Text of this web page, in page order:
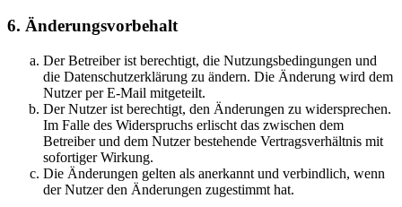
6. Änderungsvorbehalt
Der Betreiber ist berechtigt, die Nutzungsbedingungen und
die Datenschutzerklärung zu ändern. Die Änderung wird dem
Nutzer per E-Mail mitgeteilt.
Der Nutzer ist berechtigt, den Änderungen zu widersprechen.
Im Falle des Widerspruchs erlischt das zwischen dem
Betreiber und dem Nutzer bestehende Vertragsverhältnis mit
sofortiger Wirkung.
Die Änderungen gelten als anerkannt und verbindlich, wenn
der Nutzer den Änderungen zugestimmt hat.